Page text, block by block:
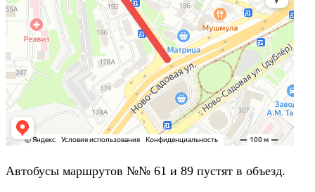
Автобусы маршрутов №№ 61 и 89 пустят в объезд.